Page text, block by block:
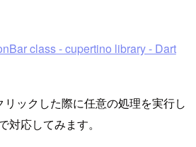
class - cupertino library - Dart
ックした際に任意の処理を実行し
対応してみます。